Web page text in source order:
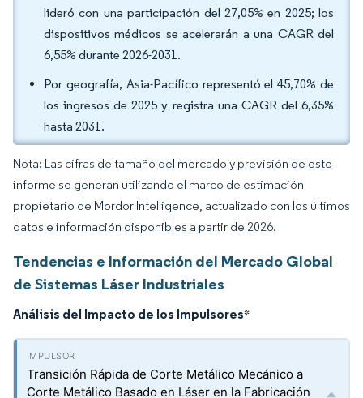
lideró con una participación del 27,05% en 2025; los
dispositivos médicos se acelerarán a una CAGR del
6,55% durante 2026-2031.
Por geografía, Asia-Pacífico representó el 45,70% de
los ingresos de 2025 y registra una CAGR del 6,35%
hasta 2031.
Nota: Las cifras de tamaño del mercado y previsión de este
informe se generan utilizando el marco de estimación
propietario de Mordor Intelligence, actualizado con los últimos
datos e información disponibles a partir de 2026.
Tendencias e Información del Mercado Global
de Sistemas Láser Industriales
Análisis del Impacto de los Impulsores*
Transición Rápida de Corte Metálico Mecánico a
Corte Metálico Basado en Láser en la Fabricación